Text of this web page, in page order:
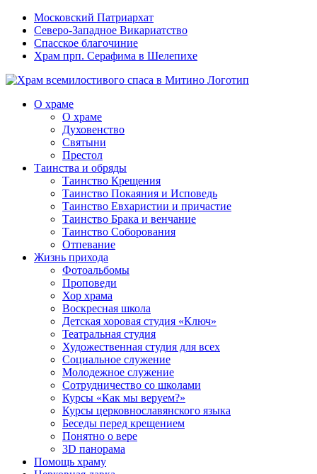
Московский Патриархат
Северо-Западное Викариатство
Спасское благочиние
Храм прп. Серафима в Шелепихе
О храме
О храме
Духовенство
Святыни
Престол
Таинства и обряды
Таинство Крещения
Таинство Покаяния и Исповедь
Таинство Евхаристии и причастие
Таинство Брака и венчание
Таинство Соборования
Отпевание
Жизнь прихода
Фотоальбомы
Проповеди
Хор храма
Воскресная школа
Детская хоровая студия «Ключ»
Театральная студия
Х​удожественная студия для всех
Социальное служение
Молодежное служение
Сотрудничество со школами
Курсы «Как мы веруем?»
Курсы церковнославянского языка
Беседы перед крещением
Понятно о вере
3D панорама
Помощь храму